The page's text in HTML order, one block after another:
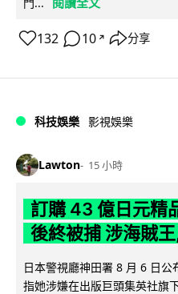
132 10 ↗ 分享
科技娛樂 影視娛樂
Lawton 15 小時
訂購 43 億日元精
後終被捕 涉海賊
日本警視廳神田署 8 月 6 日公
指她涉嫌在出版巨頭集英社旗